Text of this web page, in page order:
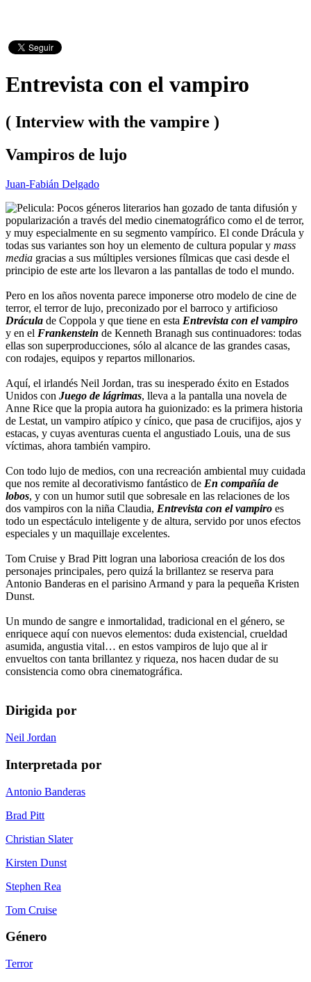
Entrevista con el vampiro
( Interview with the vampire )
Vampiros de lujo
Juan-Fabián Delgado
Pocos géneros literarios han gozado de tanta difusión y
popularización a través del medio cinematográfico como el de terror,
y muy especialmente en su segmento vampírico. El conde Drácula y
todas sus variantes son hoy un elemento de cultura popular y mass
media gracias a sus múltiples versiones fílmicas que casi desde el
principio de este arte los llevaron a las pantallas de todo el mundo.
Pero en los años noventa parece imponerse otro modelo de cine de
terror, el terror de lujo, preconizado por el barroco y artificioso
Drácula de Coppola y que tiene en esta Entrevista con el vampiro
y en el Frankenstein de Kenneth Branagh sus continuadores: todas
ellas son superproducciones, sólo al alcance de las grandes casas,
con rodajes, equipos y repartos millonarios.
Aquí, el irlandés Neil Jordan, tras su inesperado éxito en Estados
Unidos con Juego de lágrimas, lleva a la pantalla una novela de
Anne Rice que la propia autora ha guionizado: es la primera historia
de Lestat, un vampiro atípico y cínico, que pasa de crucifijos, ajos y
estacas, y cuyas aventuras cuenta el angustiado Louis, una de sus
víctimas, ahora también vampiro.
Con todo lujo de medios, con una recreación ambiental muy cuidada
que nos remite al decorativismo fantástico de En compañía de
lobos, y con un humor sutil que sobresale en las relaciones de los
dos vampiros con la niña Claudia, Entrevista con el vampiro es
todo un espectáculo inteligente y de altura, servido por unos efectos
especiales y un maquillaje excelentes.
Tom Cruise y Brad Pitt logran una laboriosa creación de los dos
personajes principales, pero quizá la brillantez se reserva para
Antonio Banderas en el parisino Armand y para la pequeña Kristen
Dunst.
Un mundo de sangre e inmortalidad, tradicional en el género, se
enriquece aquí con nuevos elementos: duda existencial, crueldad
asumida, angustia vital… en estos vampiros de lujo que al ir
envueltos con tanta brillantez y riqueza, nos hacen dudar de su
consistencia como obra cinematográfica.
Dirigida por
Neil Jordan
Interpretada por
Antonio Banderas
Brad Pitt
Christian Slater
Kirsten Dunst
Stephen Rea
Tom Cruise
Género
Terror